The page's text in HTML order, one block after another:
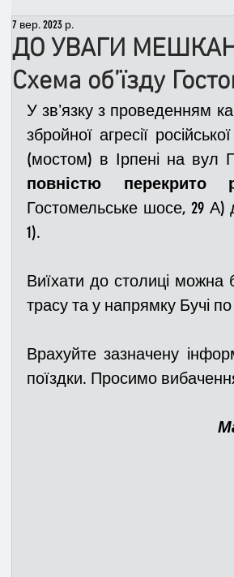
День народження
Спільні заходи
Медицина Новини
Війна Розмінування
Курс спротиву
ДО УВАГИ
Схема об’їзду
7 вер. 2023 р.
У звʼязку з проведенням
збройної агресії
(мостом) в Ірпені на вул
повністю перекрито
Гостомельське шосе, 29 А)
1).
Виїхати до столиці можна
трасу та у напрямку Бучі
Врахуйте зазначену
поїздки. Просимо